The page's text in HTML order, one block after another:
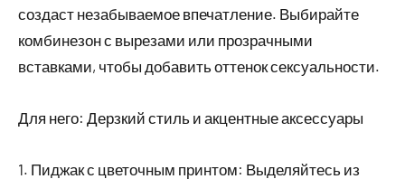
создаст незабываемое впечатление. Выбирайте
комбинезон с вырезами или прозрачными
вставками, чтобы добавить оттенок сексуальности.
Для него: Дерзкий стиль и акцентные аксессуары
1. Пиджак с цветочным принтом: Выделяйтесь из